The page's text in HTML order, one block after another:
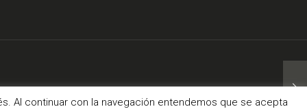
Al continuar con la navegación entendemos que se acepta